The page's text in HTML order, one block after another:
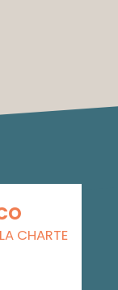
CHARTE